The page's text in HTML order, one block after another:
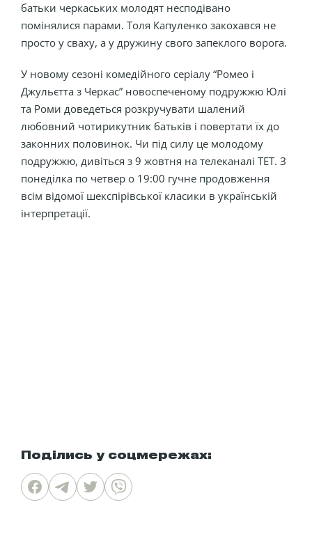
батьки черкаських молодят несподівано
помінялися парами. Толя Капуленко закохався не
просто у сваху, а у дружину свого запеклого ворога.
У новому сезоні комедійного серіалу “Ромео і
Джульєтта з Черкас” новоспеченому подружжю Юлі
та Роми доведеться розкручувати шалений
любовний чотирикутник батьків і повертати їх до
законних половинок. Чи під силу це молодому
подружжю, дивіться з 9 жовтня на телеканалі ТЕТ. З
понеділка по четвер о 19:00 гучне продовження
всім відомої шекспірівської класики в українській
інтерпретації.
Поділись у соцмережах: